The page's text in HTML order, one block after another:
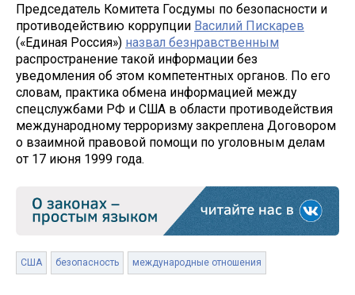
Председатель Комитета Госдумы по безопасности и
противодействию коррупции Василий Пискарев
(«Единая Россия») назвал безнравственным
распространение такой информации без
уведомления об этом компетентных органов. По его
словам, практика обмена информацией между
спецслужбами РФ и США в области противодействия
международному терроризму закреплена Договором
о взаимной правовой помощи по уголовным делам
от 17 июня 1999 года.
США безопасность международные отношения